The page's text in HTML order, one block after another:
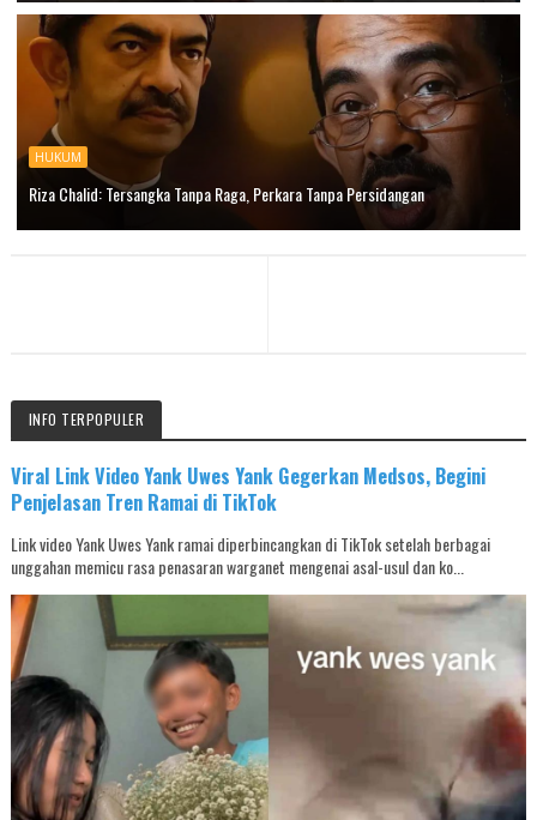
HUKUM
Riza Chalid: Tersangka Tanpa Raga, Perkara Tanpa Persidangan
INFO TERPOPULER
Viral Link Video Yank Uwes Yank Gegerkan Medsos, Begini
Penjelasan Tren Ramai di TikTok
Link video Yank Uwes Yank ramai diperbincangkan di TikTok setelah berbagai
unggahan memicu rasa penasaran warganet mengenai asal-usul dan ko...